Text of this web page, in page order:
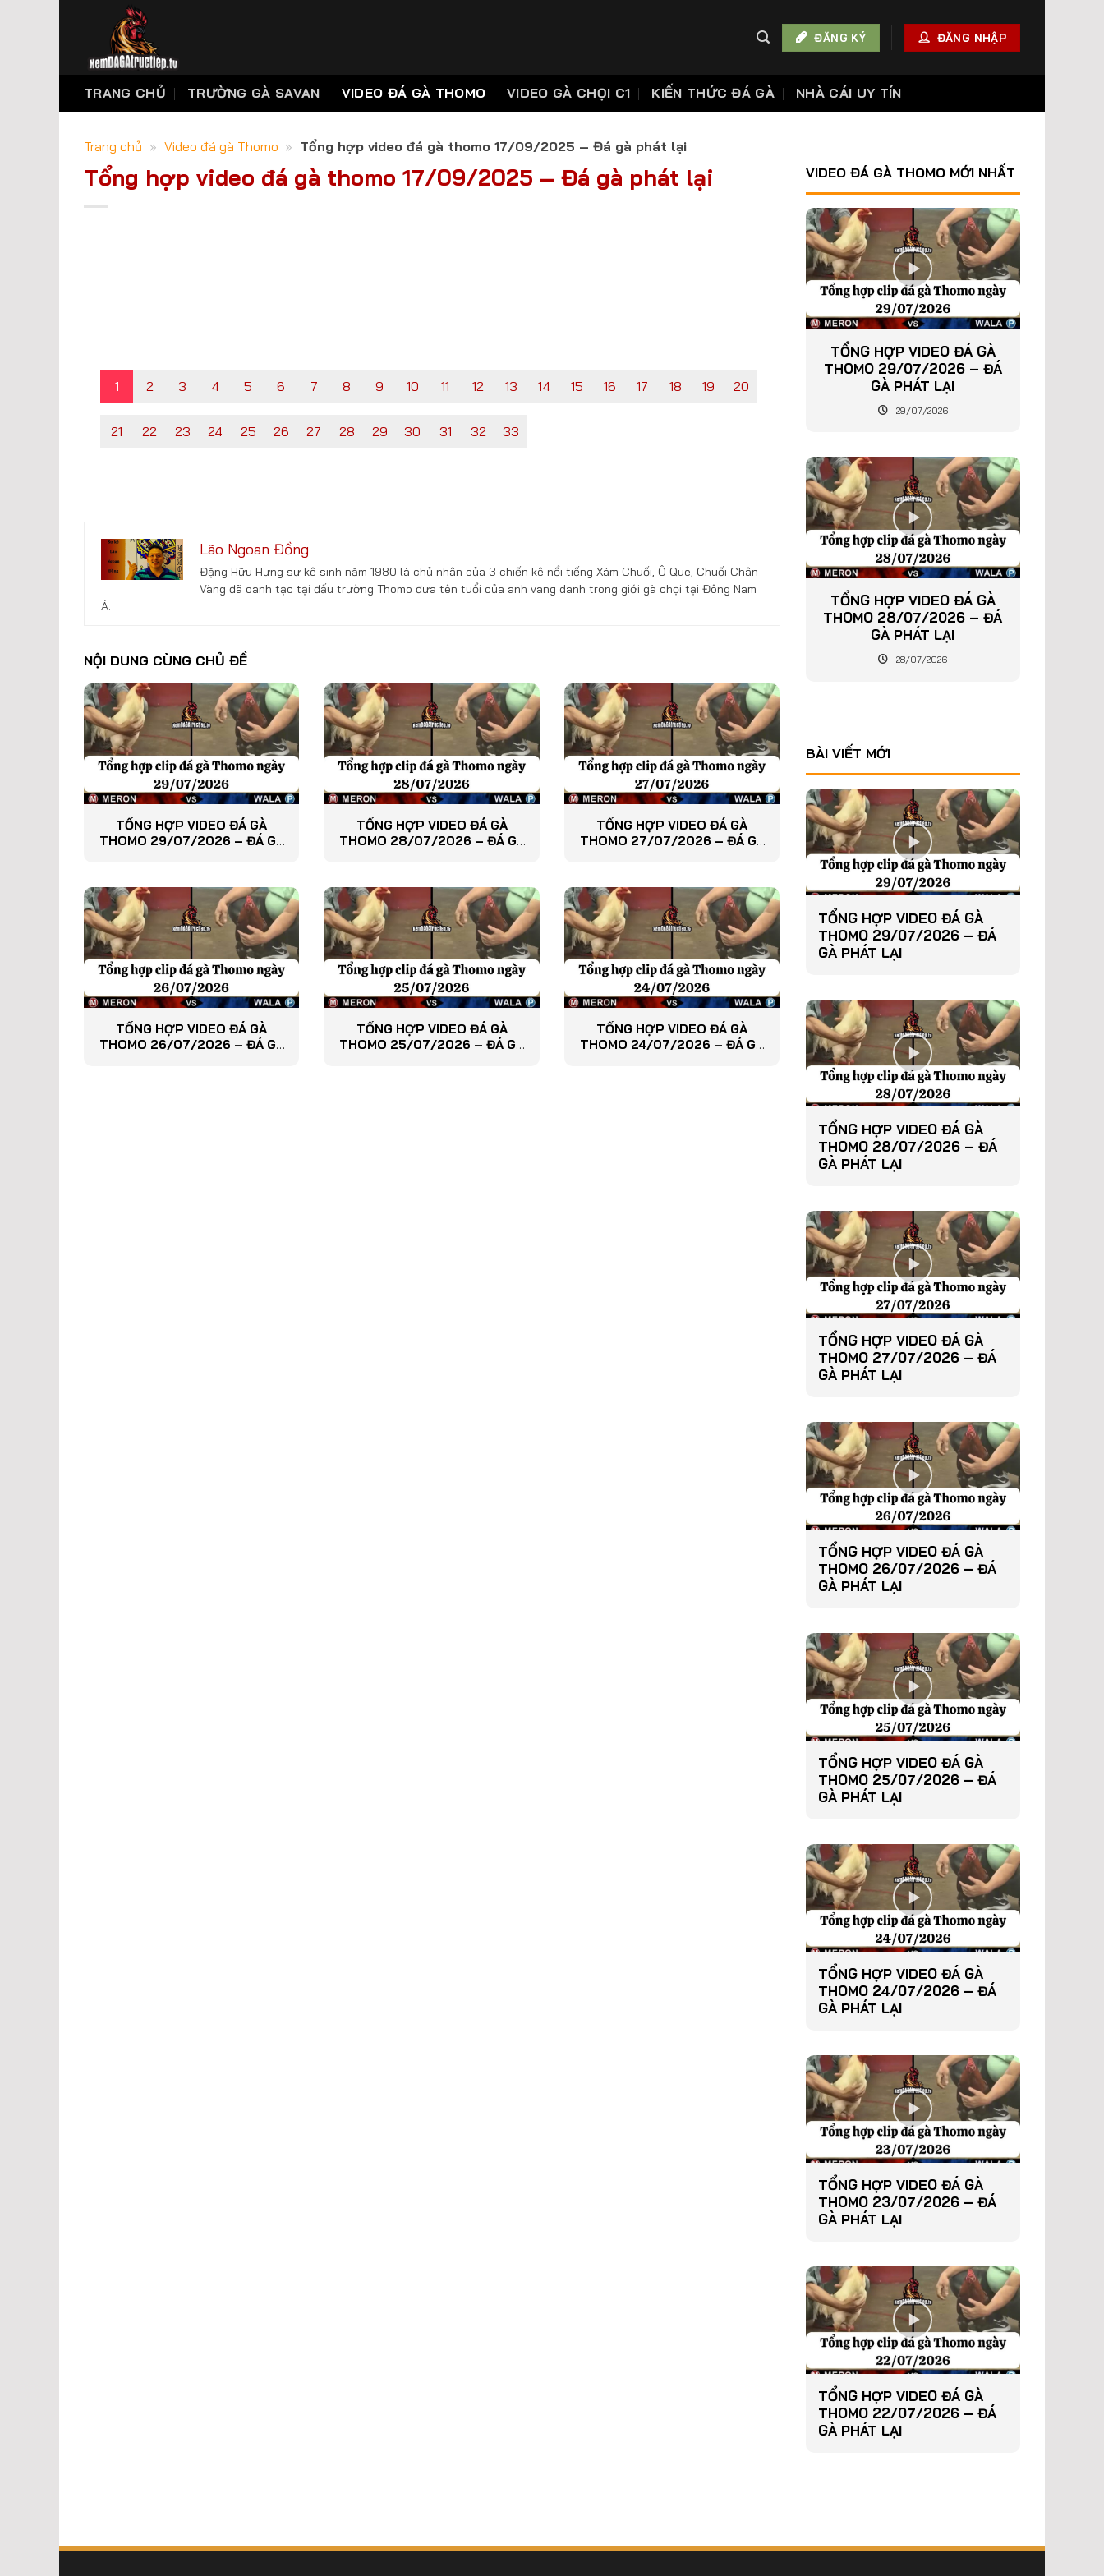
ĐĂNG KÝ ĐĂNG NHẬP
TRANG CHỦ TRƯỜNG GÀ SAVAN VIDEO ĐÁ GÀ THOMO VIDEO GÀ CHỌI C1 KIẾN THỨC ĐÁ GÀ NHÀ CÁI UY TÍN
Trang chủ » Video đá gà Thomo » Tổng hợp video đá gà thomo 17/09/2025 – Đá gà phát lại
Tổng hợp video đá gà thomo 17/09/2025 – Đá gà phát lại
1 2 3 4 5 6 7 8 9 10 11 12 13 14 15 16 17 18 19 20
21 22 23 24 25 26 27 28 29 30 31 32 33
Lão Ngoan Đồng
Đặng Hữu Hưng sư kê sinh năm 1980 là chủ nhân của 3 chiến kê nổi tiếng Xám Chuối, Ô Que, Chuối Chân
Vàng đã oanh tạc tại đấu trường Thomo đưa tên tuổi của anh vang danh trong giới gà chọi tại Đông Nam
Á.
NỘI DUNG CÙNG CHỦ ĐỀ
TỔNG HỢP VIDEO ĐÁ GÀ
THOMO 29/07/2026 – ĐÁ GÀ
TỔNG HỢP VIDEO ĐÁ GÀ
THOMO 28/07/2026 – ĐÁ GÀ
TỔNG HỢP VIDEO ĐÁ GÀ
THOMO 27/07/2026 – ĐÁ GÀ
TỔNG HỢP VIDEO ĐÁ GÀ
THOMO 26/07/2026 – ĐÁ GÀ
TỔNG HỢP VIDEO ĐÁ GÀ
THOMO 25/07/2026 – ĐÁ GÀ
TỔNG HỢP VIDEO ĐÁ GÀ
THOMO 24/07/2026 – ĐÁ GÀ
VIDEO ĐÁ GÀ THOMO MỚI NHẤT
TỔNG HỢP VIDEO ĐÁ GÀ
THOMO 29/07/2026 – ĐÁ
GÀ PHÁT LẠI
29/07/2026
TỔNG HỢP VIDEO ĐÁ GÀ
THOMO 28/07/2026 – ĐÁ
GÀ PHÁT LẠI
28/07/2026
BÀI VIẾT MỚI
TỔNG HỢP VIDEO ĐÁ GÀ
THOMO 29/07/2026 – ĐÁ
GÀ PHÁT LẠI
TỔNG HỢP VIDEO ĐÁ GÀ
THOMO 28/07/2026 – ĐÁ
GÀ PHÁT LẠI
TỔNG HỢP VIDEO ĐÁ GÀ
THOMO 27/07/2026 – ĐÁ
GÀ PHÁT LẠI
TỔNG HỢP VIDEO ĐÁ GÀ
THOMO 26/07/2026 – ĐÁ
GÀ PHÁT LẠI
TỔNG HỢP VIDEO ĐÁ GÀ
THOMO 25/07/2026 – ĐÁ
GÀ PHÁT LẠI
TỔNG HỢP VIDEO ĐÁ GÀ
THOMO 24/07/2026 – ĐÁ
GÀ PHÁT LẠI
TỔNG HỢP VIDEO ĐÁ GÀ
THOMO 23/07/2026 – ĐÁ
GÀ PHÁT LẠI
TỔNG HỢP VIDEO ĐÁ GÀ
THOMO 22/07/2026 – ĐÁ
GÀ PHÁT LẠI